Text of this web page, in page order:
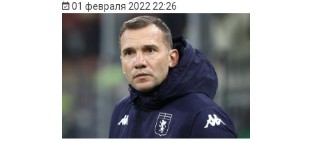
01 февраля 202222:26